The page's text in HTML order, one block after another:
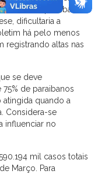
75% de paraibanos
dificultaria a
há pelo menos
registrando altas nas
se deve
de paraibanos
atingida quando a
Considera-se
influenciar no
mil casos totais
Março. Para